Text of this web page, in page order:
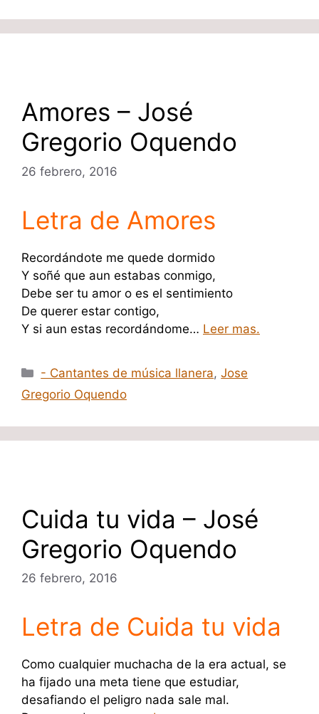
Amores – José
Gregorio Oquendo
26 febrero, 2016
Letra de Amores
Recordándote me quede dormido
Y soñé que aun estabas conmigo,
Debe ser tu amor o es el sentimiento
De querer estar contigo,
Y si aun estas recordándome… Leer mas.
Categorías
- Cantantes de música llanera,Jose
Gregorio Oquendo
Cuida tu vida – José
Gregorio Oquendo
26 febrero, 2016
Letra de Cuida tu vida
Como cualquier muchacha de la era actual, se
ha fijado una meta tiene que estudiar,
desafiando el peligro nada sale mal.